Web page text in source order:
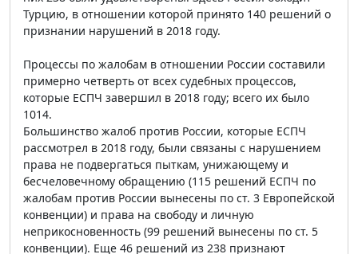
Турцию, в отношении которой принято 140 решений о
признании нарушений в 2018 году.
Процессы по жалобам в отношении России составили
примерно четверть от всех судебных процессов,
которые ЕСПЧ завершил в 2018 году; всего их было
1014.
Большинство жалоб против России, которые ЕСПЧ
рассмотрел в 2018 году, были связаны с нарушением
права не подвергаться пыткам, унижающему и
бесчеловечному обращению (115 решений ЕСПЧ по
жалобам против России вынесены по ст. 3 Европейской
конвенции) и права на свободу и личную
неприкосновенность (99 решений вынесены по ст. 5
конвенции). Еще 46 решений из 238 признают